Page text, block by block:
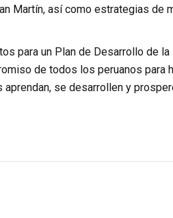
Martín, así como estrategias
para un Plan de Desarrollo de
de todos los peruanos para
se desarrollen y